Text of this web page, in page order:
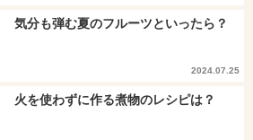
気分も弾む夏のフルーツといったら？
2024.07.25
火を使わずに作る煮物のレシピは？